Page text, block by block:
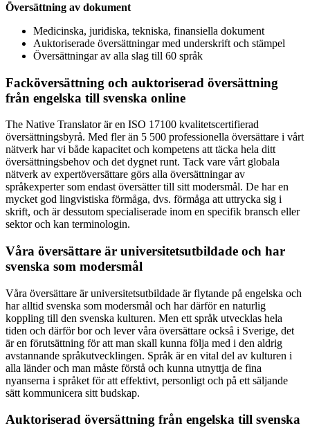
Översättning av dokument
Medicinska, juridiska, tekniska, finansiella dokument
Auktoriserade översättningar med underskrift och stämpel
Översättningar av alla slag till 60 språk
Facköversättning och auktoriserad översättning
från engelska till svenska online
The Native Translator är en ISO 17100 kvalitetscertifierad
översättningsbyrå. Med fler än 5 500 professionella översättare i vårt
nätverk har vi både kapacitet och kompetens att täcka hela ditt
översättningsbehov och det dygnet runt. Tack vare vårt globala
nätverk av expertöversättare görs alla översättningar av
språkexperter som endast översätter till sitt modersmål. De har en
mycket god lingvistiska förmåga, dvs. förmåga att uttrycka sig i
skrift, och är dessutom specialiserade inom en specifik bransch eller
sektor och kan terminologin.
Våra översättare är universitetsutbildade och har
svenska som modersmål
Våra översättare är universitetsutbildade är flytande på engelska och
har alltid svenska som modersmål och har därför en naturlig
koppling till den svenska kulturen. Men ett språk utvecklas hela
tiden och därför bor och lever våra översättare också i Sverige, det
är en förutsättning för att man skall kunna följa med i den aldrig
avstannande språkutvecklingen. Språk är en vital del av kulturen i
alla länder och man måste förstå och kunna utnyttja de fina
nyanserna i språket för att effektivt, personligt och på ett säljande
sätt kommunicera sitt budskap.
Auktoriserad översättning från engelska till svenska